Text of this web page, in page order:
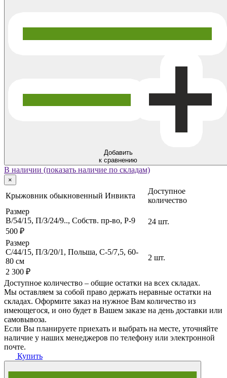
Добавить
к сравнению
В наличии (показать наличие по складам)
×
Крыжовник обыкновенный Инвикта
Доступное
количество
Размер
B/54/15, П/З/24/9.., Собств. пр-во, P-9
500 ₽
24 шт.
Размер
C/44/15, П/З/20/1, Польша, C-5/7,5, 60-
80 см
2 300 ₽
2 шт.
Доступное количество – общие остатки на всех складах.
Мы оставляем за собой право держать неравные остатки на
складах. Оформите заказ на нужное Вам количество из
имеющегося, и оно будет в Вашем заказе на день доставки или
самовывоза.
Если Вы планируете приехать и выбрать на месте, уточняйте
наличие у наших менеджеров по телефону или электронной
почте.
Купить